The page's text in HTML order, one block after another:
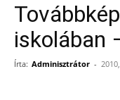
iskolában
Írta: Adminisztrátor -